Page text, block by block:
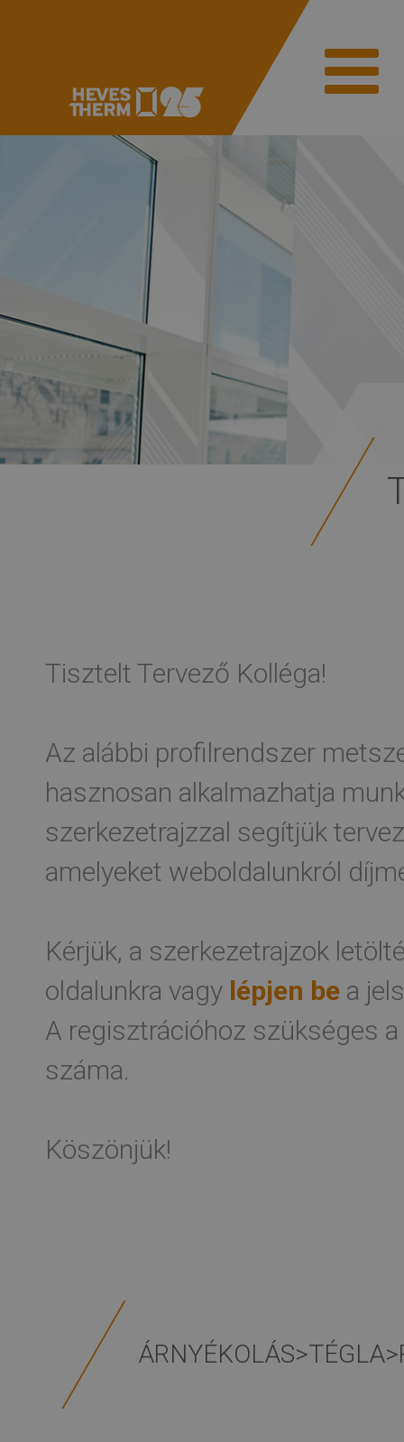
Tisztelt Tervező Kolléga!
Az alábbi profilrendszer
hasznosan alkalmazhatja
szerkezetrajzzal segítjük
amelyeket weboldalunkról
Kérjük, a szerkezetrajzok
oldalunkra vagy lépjen be a
A regisztrációhoz szükséges
száma.
Köszönjük!